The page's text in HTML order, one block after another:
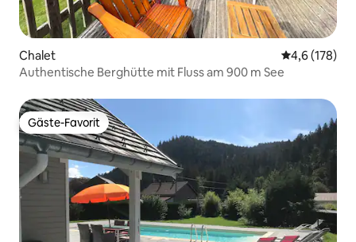
Chalet
4,6 (178)
Authentische Berghütte mit Fluss am 900 m See
Gäste-Favorit
Gäste-Favorit